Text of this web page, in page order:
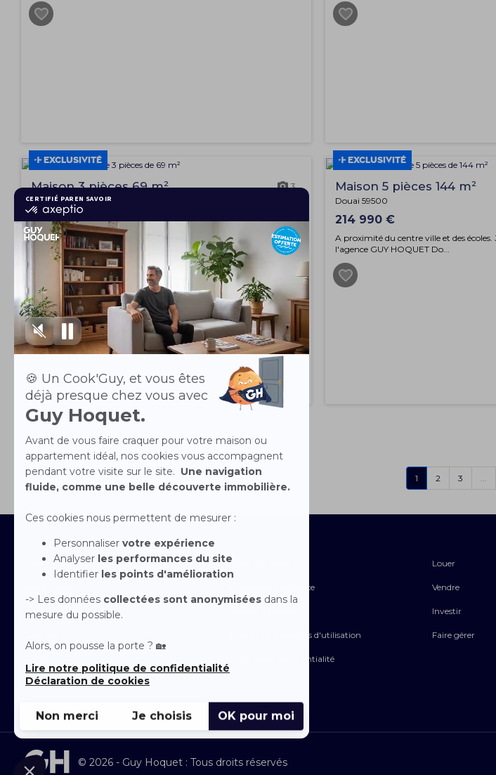
EXCLUSIVITÉ
Maison 3 pièces 69 m² 3
Douai 59500
109 900 €
Julie Saint Ghislain et l'agence GUY HOQUET Douai vous
proposent en exclusivité cette mai...
EXCLUSIVITÉ
Maison 5 pièces 144 m²
Douai 59500
214 990 €
A proximité du centre ville et des écoles. Julie Saint Ghislain et
l'agence GUY HOQUET Do...
1 2 3
Contactez-nous
Nous rejoindre
Espace Presse
Devenir franchisé
Immobilier en France
Conditions générales d'utilisation
Politique de confidentialité
Louer
Vendre
Investir
Faire gérer
© 2026 - Guy Hoquet : Tous droits réservés